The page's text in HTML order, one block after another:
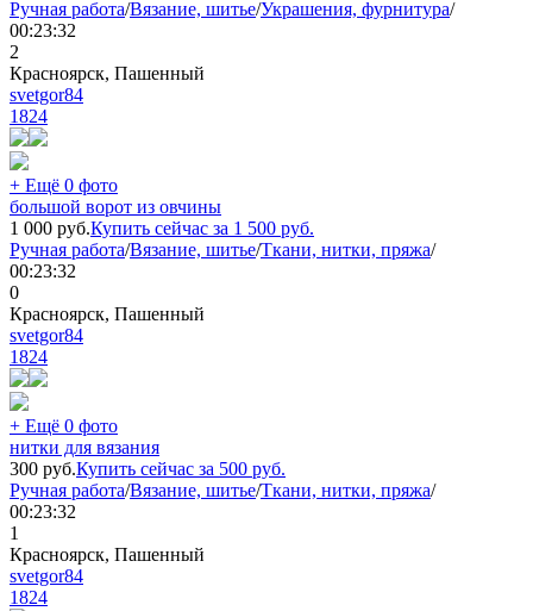
Ручная работа/Вязание, шитье/Украшения, фурнитура/
00:23:32
2
Красноярск, Пашенный
svetgor84
1824
+ Ещё 0 фото
большой ворот из овчины
1 000 руб.Купить сейчас за 1 500 руб.
Ручная работа/Вязание, шитье/Ткани, нитки, пряжа/
00:23:32
0
Красноярск, Пашенный
svetgor84
1824
+ Ещё 0 фото
нитки для вязания
300 руб.Купить сейчас за 500 руб.
Ручная работа/Вязание, шитье/Ткани, нитки, пряжа/
00:23:32
1
Красноярск, Пашенный
svetgor84
1824